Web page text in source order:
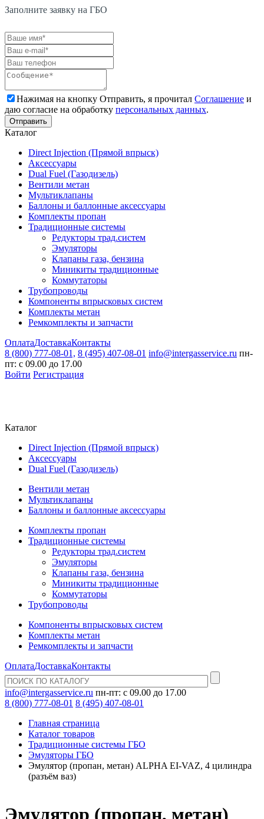
Заполните заявку на ГБО
Нажимая на кнопку Отправить, я прочитал Соглашение и
даю согласие на обработку персональных данных.
Каталог
Direct Injection (Прямой впрыск)
Аксессуары
Dual Fuel (Газодизель)
Вентили метан
Мультиклапаны
Баллоны и баллонные аксессуары
Комплекты пропан
Традиционные системы
Редукторы трад.систем
Эмуляторы
Клапаны газа, бензина
Миникиты традиционные
Коммутаторы
Трубопроводы
Компоненты впрысковых систем
Комплекты метан
Ремкомплекты и запчасти
ОплатаДоставкаКонтакты
8 (800) 777-08-01, 8 (495) 407-08-01 info@intergasservice.ru пн-
пт: с 09.00 до 17.00
Войти Регистрация
Каталог
Direct Injection (Прямой впрыск)
Аксессуары
Dual Fuel (Газодизель)
Вентили метан
Мультиклапаны
Баллоны и баллонные аксессуары
Комплекты пропан
Традиционные системы
Редукторы трад.систем
Эмуляторы
Клапаны газа, бензина
Миникиты традиционные
Коммутаторы
Трубопроводы
Компоненты впрысковых систем
Комплекты метан
Ремкомплекты и запчасти
ОплатаДоставкаКонтакты
info@intergasservice.ru пн-пт: с 09.00 до 17.00
8 (800) 777-08-01 8 (495) 407-08-01
Главная страница
Каталог товаров
Традиционные системы ГБО
Эмуляторы ГБО
Эмулятор (пропан, метан) ALPHA EI-VAZ, 4 цилиндра
(разъём ваз)
Эмулятор (пропан, метан)